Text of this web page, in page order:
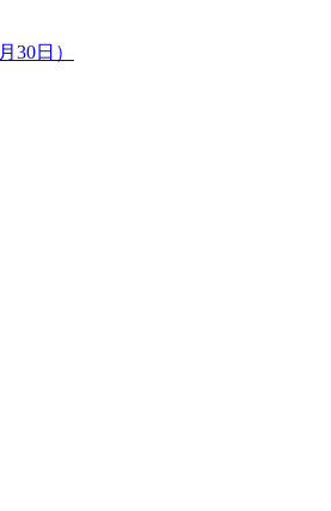
30日）